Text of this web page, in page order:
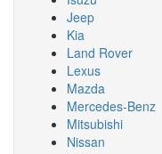
Jeep
Kia
Land Rover
Lexus
Mazda
Mercedes-Benz
Mitsubishi
Nissan